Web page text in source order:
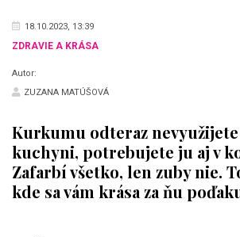
18.10.2023, 13:39
ZDRAVIE A KRÁSA
Autor:
ZUZANA MATÚŠOVÁ
Kurkumu odteraz
kuchyni, potrebujete ju aj v
Zafarbí všetko, len zuby nie.
kde sa vám krása za ňu